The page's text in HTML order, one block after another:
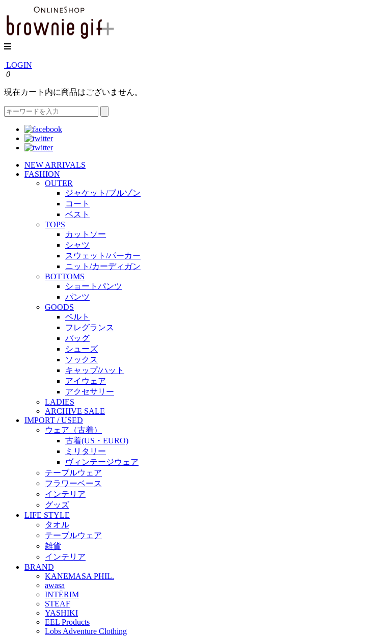
LOGIN
0
現在カート内に商品はございません。
NEW ARRIVALS
FASHION
OUTER
ジャケット/ブルゾン
コート
ベスト
TOPS
カットソー
シャツ
スウェット/パーカー
ニット/カーディガン
BOTTOMS
ショートパンツ
パンツ
GOODS
ベルト
フレグランス
バッグ
シューズ
ソックス
キャップ/ハット
アイウェア
アクセサリー
LADIES
ARCHIVE SALE
IMPORT / USED
ウェア（古着）
古着(US・EURO)
ミリタリー
ヴィンテージウェア
テーブルウェア
フラワーベース
インテリア
グッズ
LIFE STYLE
タオル
テーブルウェア
雑貨
インテリア
BRAND
KANEMASA PHIL.
awasa
INTĒRIM
STEAF
YASHIKI
EEL Products
Lobs Adventure Clothing